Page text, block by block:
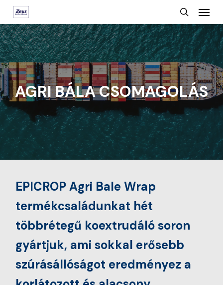
Skip
to
main
content
search
Menu
AGRI BÁLA CSOMAGOLÁS
EPICROP Agri Bale Wrap
termékcsaládunkat hét
többrétegű koextrudáló soron
gyártjuk, ami sokkal erősebb
szúrásállóságot eredményez a